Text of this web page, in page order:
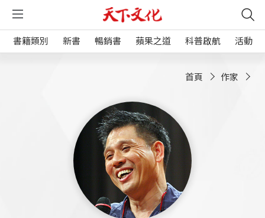
書籍類別 新書 暢銷書 蘋果之道 科普啟航 活動
首頁 作家